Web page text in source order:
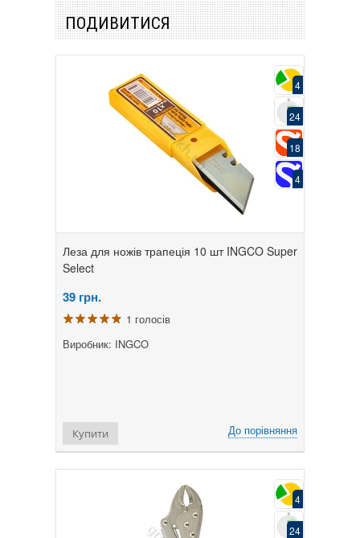
ПОДИВИТИСЯ
4
24
18
4
Леза для ножів трапеція 10 шт INGCO Super
Select
39 грн.
1 голосів
Виробник: INGCO
До порівняння
Купити
4
24